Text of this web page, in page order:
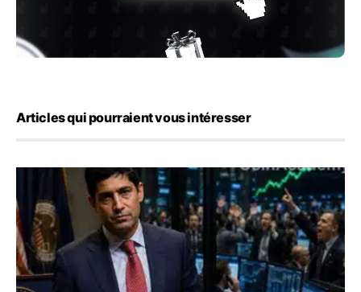
Articles qui pourraient vous intéresser
Emploi américain : 23 000 postes détruits en juillet, les